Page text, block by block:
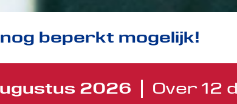
beperkt mogelijk!
2026 Over 12